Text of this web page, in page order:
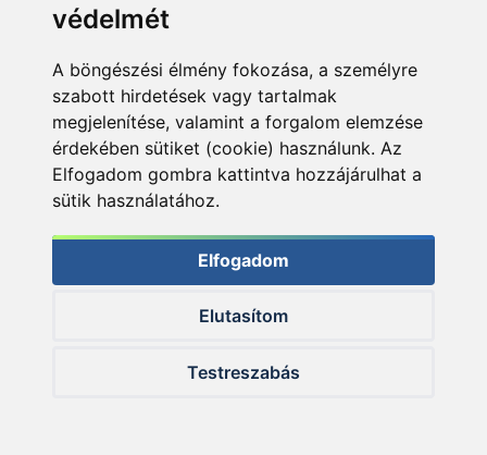
védelmét
A böngészési élmény fokozása, a személyre
szabott hirdetések vagy tartalmak
megjelenítése, valamint a forgalom elemzése
érdekében sütiket (cookie) használunk. Az
Elfogadom gombra kattintva hozzájárulhat a
sütik használatához.
Elfogadom
Elutasítom
Testreszabás
Az éjféli vacsora szünete után úgy határoztunk
lehetetlen vállalkozás, megpróbáljuk megetetni a
helyünket, hiszen azt a mennyiségű halat jó lenne
ott tartani a verseny egész ideje alatt. Aránylag
pontosan meg tudtuk ezt oldani, hiszen a dudaszó
után azonnal jelentkeztek a kapások.